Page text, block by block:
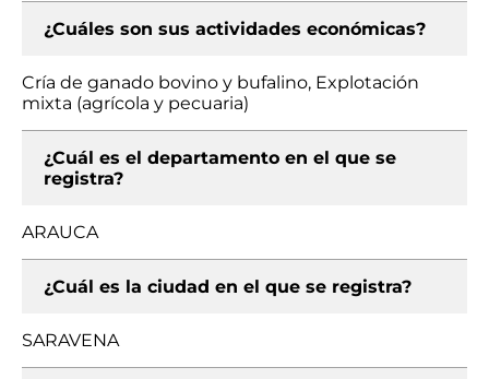
¿Cuáles son sus actividades económicas?
Cría de ganado bovino y bufalino, Explotación
mixta (agrícola y pecuaria)
¿Cuál es el departamento en el que se
registra?
ARAUCA
¿Cuál es la ciudad en el que se registra?
SARAVENA